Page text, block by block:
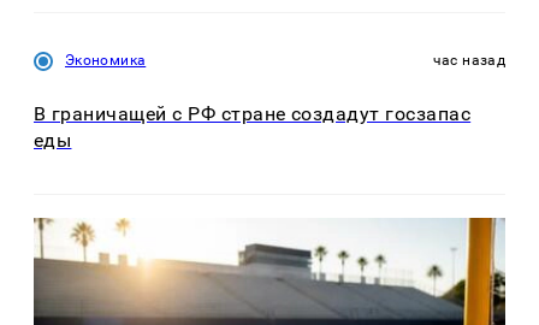
Экономика час назад
В граничащей с РФ стране создадут госзапас
еды